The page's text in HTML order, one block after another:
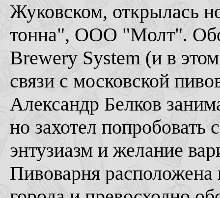
Жуковском, открылась
тонна", ООО "Молт".
Brewery System (и в
связи с московской
Александр Белков
но захотел попробовать
энтузиазм и желание
Пивоварня